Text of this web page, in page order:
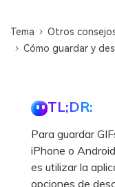
Tema
Otros
Cómo guardar y
TL;DR:
Para guardar
iPhone o
es utilizar la
opciones de